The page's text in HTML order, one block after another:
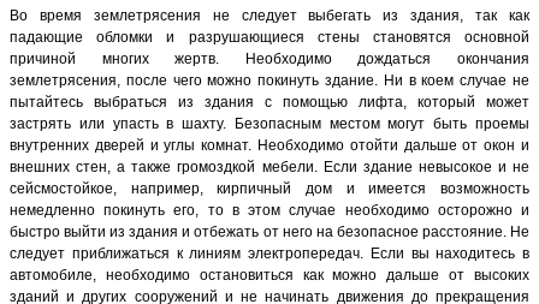
Во время землетрясения не следует выбегать из здания, так как
падающие обломки и разрушающиеся стены становятся основной
причиной многих жертв. Необходимо дождаться окончания
землетрясения, после чего можно покинуть здание. Ни в коем случае не
пытайтесь выбраться из здания с помощью лифта, который может
застрять или упасть в шахту. Безопасным местом могут быть проемы
внутренних дверей и углы комнат. Необходимо отойти дальше от окон и
внешних стен, а также громоздкой мебели. Если здание невысокое и не
сейсмостойкое, например, кирпичный дом и имеется возможность
немедленно покинуть его, то в этом случае необходимо осторожно и
быстро выйти из здания и отбежать от него на безопасное расстояние. Не
следует приближаться к линиям электропередач. Если вы находитесь в
автомобиле, необходимо остановиться как можно дальше от высоких
зданий и других сооружений и не начинать движения до прекращения